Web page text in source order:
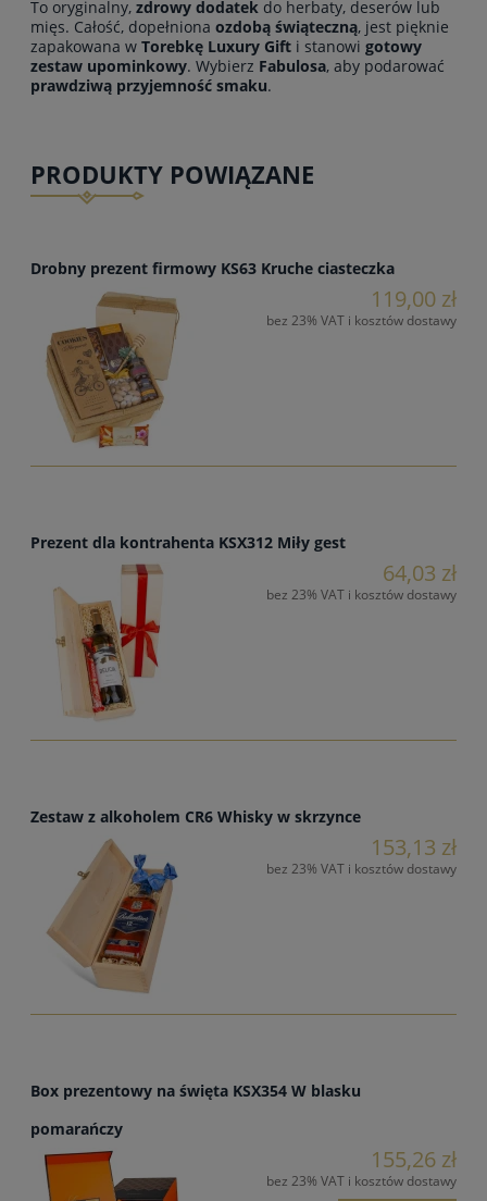
To oryginalny, zdrowy dodatek do herbaty, deserów lub
mięs. Całość, dopełniona ozdobą świąteczną, jest pięknie
zapakowana w Torebkę Luxury Gift i stanowi gotowy
zestaw upominkowy. Wybierz Fabulosa, aby podarować
prawdziwą przyjemność smaku.
PRODUKTY POWIĄZANE
Drobny prezent firmowy KS63 Kruche ciasteczka
119,00 zł
bez 23% VAT i kosztów dostawy
Prezent dla kontrahenta KSX312 Miły gest
64,03 zł
bez 23% VAT i kosztów dostawy
Zestaw z alkoholem CR6 Whisky w skrzynce
153,13 zł
bez 23% VAT i kosztów dostawy
Box prezentowy na święta KSX354 W blasku
pomarańczy
155,26 zł
bez 23% VAT i kosztów dostawy